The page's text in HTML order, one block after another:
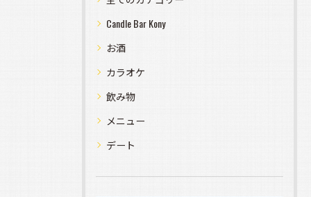
Candle Bar Kony
お酒
カラオケ
飲み物
メニュー
デート